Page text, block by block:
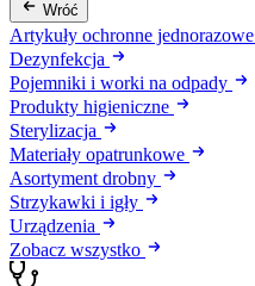
Wróć
Artykuły ochronne jednorazowe
Dezynfekcja
Pojemniki i worki na odpady
Produkty higieniczne
Sterylizacja
Materiały opatrunkowe
Asortyment drobny
Strzykawki i igły
Urządzenia
Zobacz wszystko